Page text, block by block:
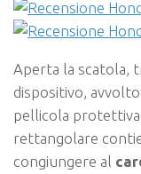
Aperta la scatola,
dispositivo,
pellicola
rettangolare
congiungere al